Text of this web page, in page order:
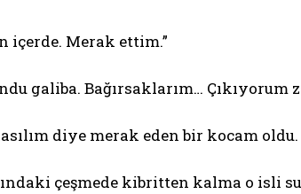
içerde. Merak ettim.”
galiba. Bağırsaklarım… Çıkıyorum
diye merak eden bir kocam
çeşmede kibritten kalma o isli